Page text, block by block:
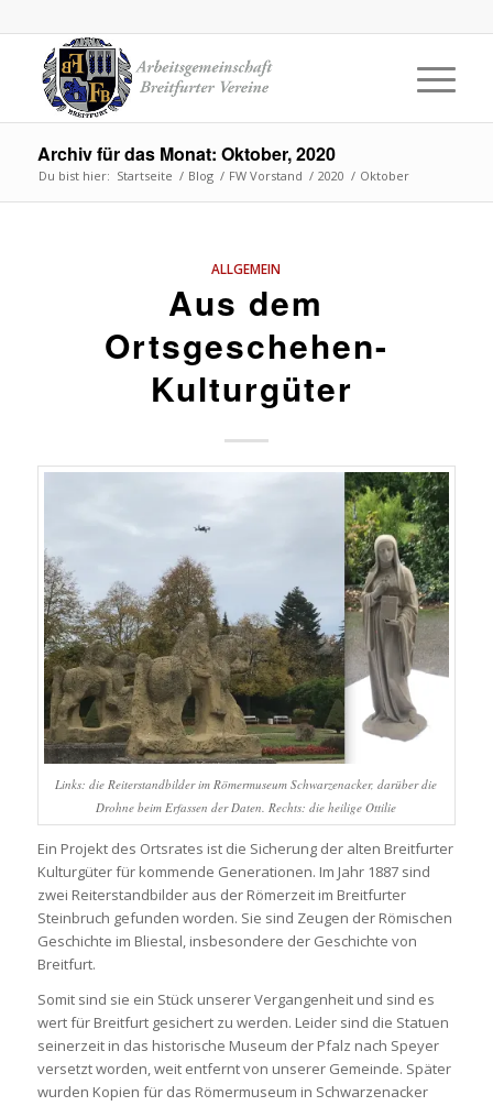
Archiv für das Monat: Oktober, 2020
Du bist hier: Startseite / Blog / FW Vorstand / 2020 / Oktober
ALLGEMEIN
Aus dem
Ortsgeschehen-
Kulturgüter
Links: die Reiterstandbilder im Römermuseum Schwarzenacker, darüber die
Drohne beim Erfassen der Daten. Rechts: die heilige Ottilie
Ein Projekt des Ortsrates ist die Sicherung der alten Breitfurter
Kulturgüter für kommende Generationen. Im Jahr 1887 sind
zwei Reiterstandbilder aus der Römerzeit im Breitfurter
Steinbruch gefunden worden. Sie sind Zeugen der Römischen
Geschichte im Bliestal, insbesondere der Geschichte von
Breitfurt.
Somit sind sie ein Stück unserer Vergangenheit und sind es
wert für Breitfurt gesichert zu werden. Leider sind die Statuen
seinerzeit in das historische Museum der Pfalz nach Speyer
versetzt worden, weit entfernt von unserer Gemeinde. Später
wurden Kopien für das Römermuseum in Schwarzenacker